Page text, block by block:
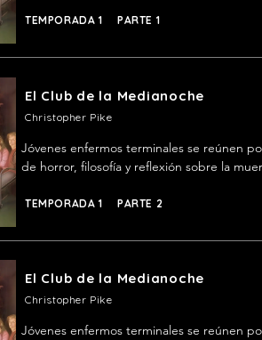
PARTE 1
TEMPORADA 1
El Club de la Medianoche
Christopher Pike
Jóvenes enfermos terminales se reúnen
de horror, filosofía y reflexión sobre la
PARTE 2
TEMPORADA 1
El Club de la Medianoche
Christopher Pike
Jóvenes enfermos terminales se reúnen